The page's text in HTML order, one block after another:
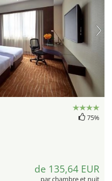
75%
de 135,64 EUR